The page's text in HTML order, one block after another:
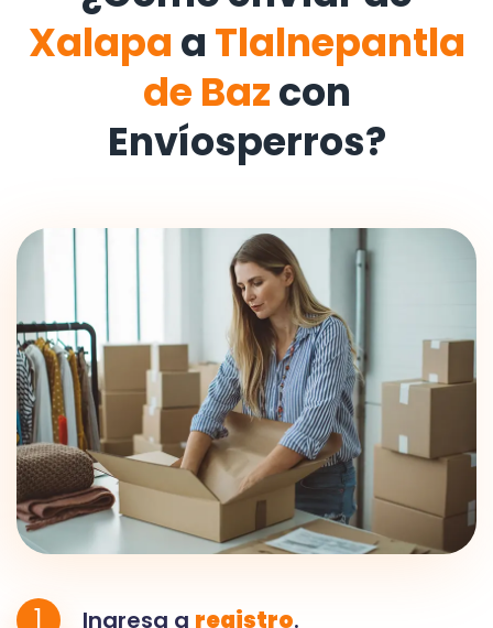
Xalapa a Tlalnepantla
de Bazcon
Envíosperros?
1 Ingresa a registro.